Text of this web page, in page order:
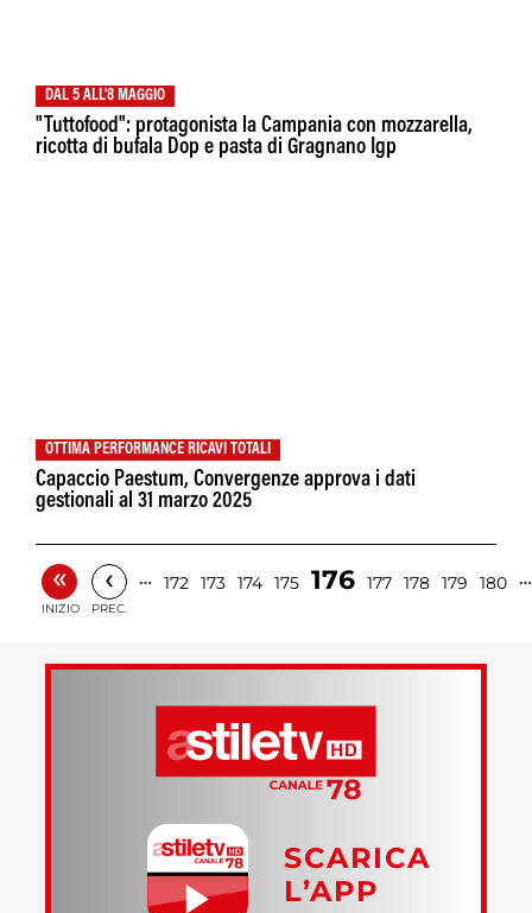
DAL 5 ALL'8 MAGGIO
"Tuttofood": protagonista la Campania con mozzarella,
ricotta di bufala Dop e pasta di Gragnano Igp
OTTIMA PERFORMANCE RICAVI TOTALI
Capaccio Paestum, Convergenze approva i dati
gestionali al 31 marzo 2025
«
INIZIO
‹
PREC.
… 172 173 174 175 176 177 178 179 180 …
SCARICA
L’APP